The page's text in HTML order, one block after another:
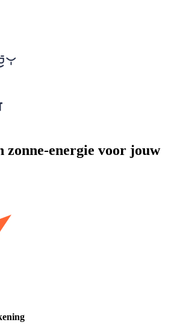
zonne-energie voor jouw